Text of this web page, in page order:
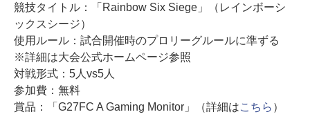
競技タイトル：「Rainbow Six Siege」（レインボーシ
ックスシージ）
使用ルール：試合開催時のプロリーグルールに準ずる
※詳細は大会公式ホームページ参照
対戦形式：5人vs5人
参加費：無料
賞品：「G27FC A Gaming Monitor」（詳細はこちら ）